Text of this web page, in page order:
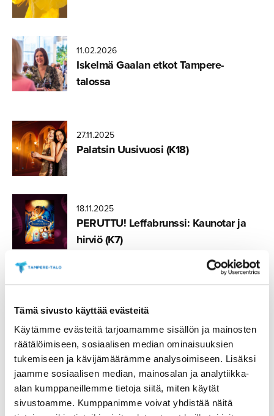
Tämä sivusto käyttää evästeitä
Käytämme evästeitä tarjoamamme sisällön ja mainosten
räätälöimiseen, sosiaalisen median ominaisuuksien
tukemiseen ja kävijämäärämme analysoimiseen. Lisäksi
jaamme sosiaalisen median, mainosalan ja analytiikka-
alan kumppaneillemme tietoja siitä, miten käytät
sivustoamme. Kumppanimme voivat yhdistää näitä
11.02.2026
Iskelmä Gaalan etkot Tampere-
talossa
Kuva Visit
Tampere |
Laura
Vanzo
27.11.2025
Palatsin Uusivuosi (K18)
18.11.2025
PERUTTU! Leffabrunssi: Kaunotar ja
hirviö (K7)
PERUTTU! Leffabrunssi: Eput (S)
03.09.2025
Tuulensuun Palatsin Isänpäivä­buffet
2025